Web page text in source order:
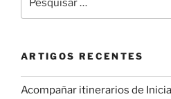
por:
ARTIGOS RECENTES
Acompañar itinerarios de